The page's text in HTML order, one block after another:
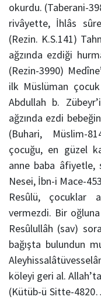
okurdu. (Taberani-
rivâyette, İhlâs
(Rezin. K.S.141)
ağzında ezdiği
(Rezin-3990)
ilk Müslüman
Abdullah b.
ağzında ezdi
(Buhari, Müslim-
çocuğu, en güzel
anne baba âfiyetle,
Nesei, İbn-i Mace-
Resûlü, çocuklar
vermezdi. Bir
Resûlullâh (sav)
bağışta bulundun
köleyi geri al.
(Kütüb-ü Sitte-